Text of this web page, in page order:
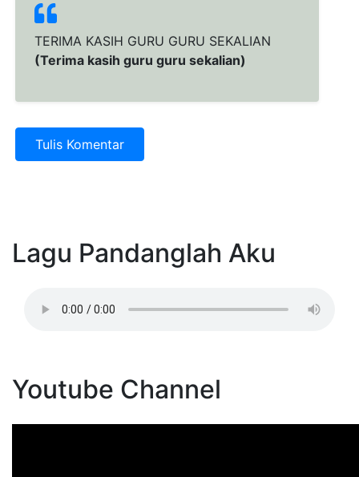
TERIMA KASIH GURU GURU SEKALIAN
(Terima kasih guru guru sekalian)
Tulis Komentar
Lagu Pandanglah Aku
Youtube Channel